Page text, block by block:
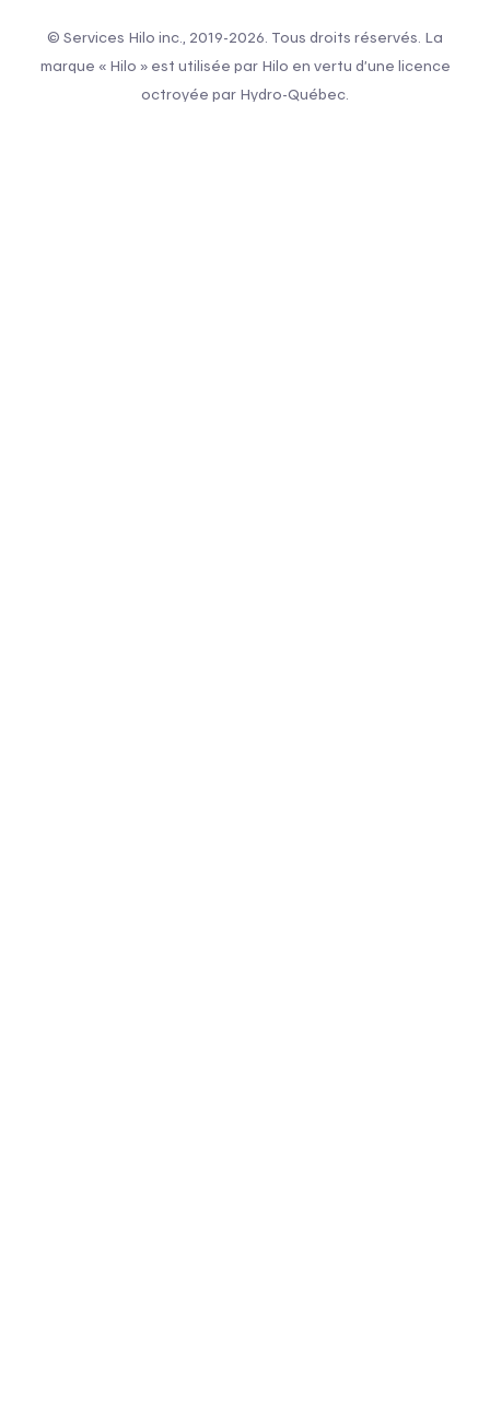
© Services Hilo inc., 2019-2026. Tous droits réservés. La
marque « Hilo » est utilisée par Hilo en vertu d’une licence
octroyée par Hydro-Québec.